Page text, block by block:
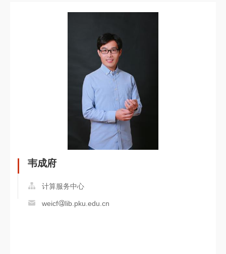
韦成府
计算服务中心
weicf lib.pku.edu.cn